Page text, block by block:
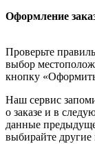
Оформление
Проверьте
выбор
кнопку «Оформить
Наш сервис
о заказе и в
данные
выбирайте другие